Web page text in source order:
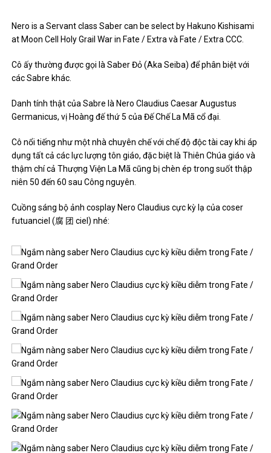
Nero is a Servant class Saber can be select by Hakuno Kishisami
at Moon Cell Holy Grail War in Fate / Extra và Fate / Extra CCC.
Cô ấy thường được gọi là Saber Đỏ (Aka Seiba) để phân biệt với
các Sabre khác.
Danh tính thật của Sabre là Nero Claudius Caesar Augustus
Germanicus, vị Hoàng đế thứ 5 của Đế Chế La Mã cổ đại.
Cô nổi tiếng như một nhà chuyên chế với chế độ độc tài cay khi áp
dụng tất cả các lực lượng tôn giáo, đặc biệt là Thiên Chúa giáo và
thậm chí cả Thượng Viện La Mã cũng bị chèn ép trong suốt thập
niên 50 đến 60 sau Công nguyên.
Cuồng sáng bộ ảnh cosplay Nero Claudius cực kỳ lạ của coser
futuanciel (腐 团 ciel) nhé: